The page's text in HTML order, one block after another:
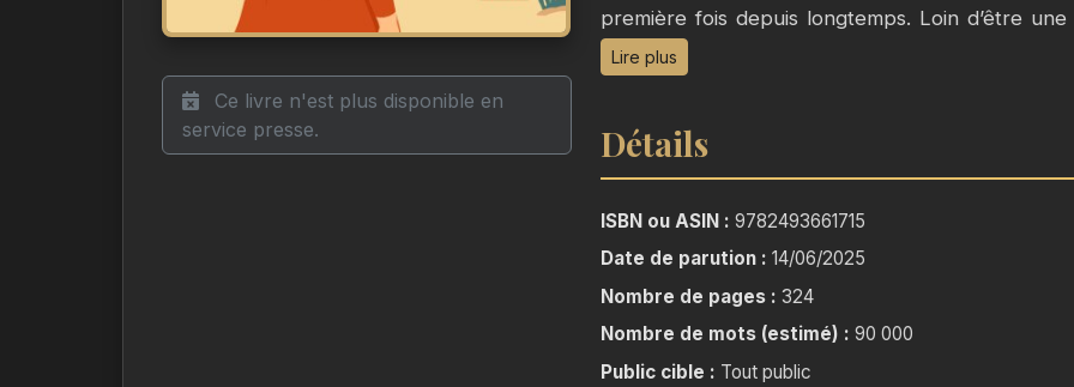
Ce livre n'est plus disponible en
service presse.
première fois depuis longtemps. Loin d’être
resurgir d’anciennes failles, des souvenirs
s’enferme dans la tristesse, son amie Oxana
un monde exubérant, solidaire, libre, qui la
rencontres inattendues fissurent ses
Une comédie romantique pudique, sensible, où
légèreté volée au chaos.
Lire plus
Détails
ISBN ou ASIN : 9782493661715
Date de parution : 14/06/2025
Nombre de pages : 324
Nombre de mots (estimé) : 90 000
Public cible : Tout public